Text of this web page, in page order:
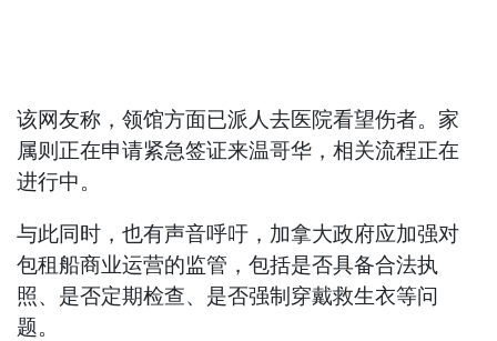
该网友称，领馆方面已派人去医院看望伤者。家
属则正在申请紧急签证来温哥华，相关流程正在
进行中。
与此同时，也有声音呼吁，加拿大政府应加强对
包租船商业运营的监管，包括是否具备合法执
照、是否定期检查、是否强制穿戴救生衣等问
题。